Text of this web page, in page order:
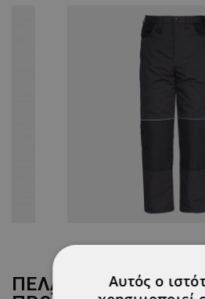
ΠΕΛΆΤΕΣ ΠΟΥ
Αυτός ο